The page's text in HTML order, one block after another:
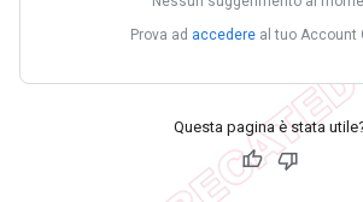
Prova ad accedereal tuo Account
Questa pagina è stata